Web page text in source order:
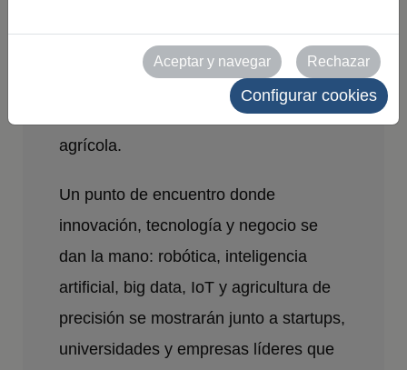
es el nuevo espacio de
FIMA 2026, creado para impulsar la
tecnología y digitalización del sector
agrícola.
Un punto de encuentro donde
innovación, tecnología y negocio se
dan la mano: robótica, inteligencia
artificial, big data, IoT y agricultura de
precisión se mostrarán junto a startups,
universidades y empresas líderes que
Aceptar y navegar Rechazar
Configurar cookies